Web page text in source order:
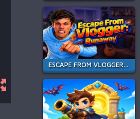
ESCAPE FROM VLOGGER: RUNAWAY